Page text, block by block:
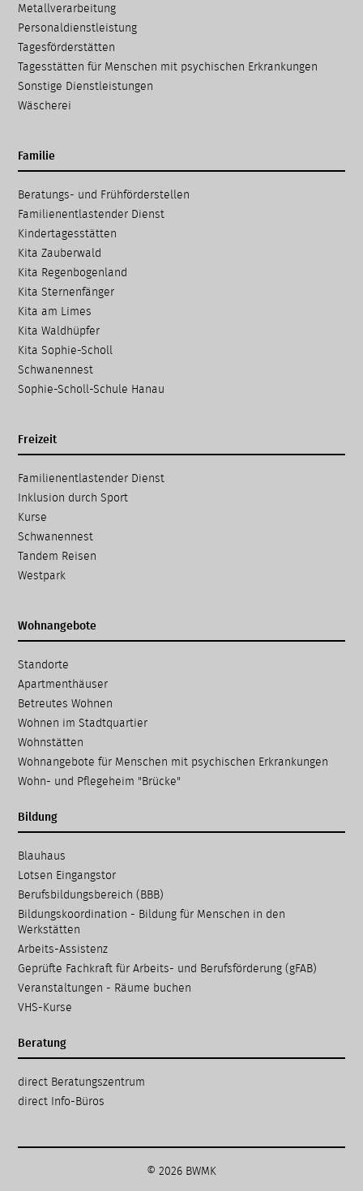
Metallverarbeitung
Personaldienstleistung
Tagesförderstätten
Tagesstätten für Menschen mit psychischen Erkrankungen
Sonstige Dienstleistungen
Wäscherei
Familie
Navigation
überspringen
Beratungs- und Frühförder­stellen
Familien­entlastender Dienst
Kinder­tages­stätten
Kita Zauberwald
Kita Regenbogenland
Kita Sternenfänger
Kita am Limes
Kita Waldhüpfer
Kita Sophie-Scholl
Schwanennest
Sophie-Scholl-Schule Hanau
Freizeit
Navigation
überspringen
Familien­entlastender Dienst
Inklusion durch Sport
Kurse
Schwanennest
Tandem Reisen
Westpark
Wohnangebote
Navigation
überspringen
Standorte
Apartmenthäuser
Betreutes Wohnen
Wohnen im Stadtquartier
Wohnstätten
Wohnangebote für Menschen mit psychischen Erkrankungen
Wohn- und Pflegeheim "Brücke"
Bildung
Navigation
überspringen
Blauhaus
Lotsen Eingangstor
Berufsbildungsbereich (BBB)
Bildungskoordination - Bildung für Menschen in den
Werkstätten
Arbeits-Assistenz
Geprüfte Fachkraft für Arbeits- und Berufsförderung (gFAB)
Veranstaltungen - Räume buchen
VHS-Kurse
Beratung
Navigation
überspringen
direct Beratungs­zentrum
direct Info-Büros
© 2026 BWMK